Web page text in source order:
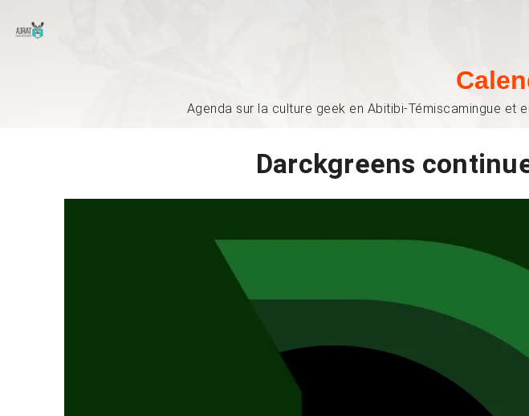
Agenda sur la culture geek en Abitibi-Témiscamingue
Darckgreens